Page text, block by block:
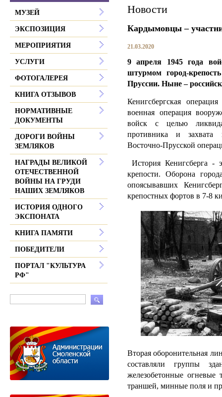
Новости
Кардымовцы –
21.03.2020
9 апреля 1945 года
штурмом город-
Пруссии. Ныне –
Кенигсбергская
военная операция
войск с целью
противника и захвата
Восточно-Прусской
История Кенигсберга -
крепости. Оборона
опоясывавших
крепостных фортов в 7-8
Вторая оборонительная
составляли группы
железобетонные огневые
траншей, минные поля и
МУЗЕЙ
ЭКСПОЗИЦИЯ
МЕРОПРИЯТИЯ
УСЛУГИ
ФОТОГАЛЕРЕЯ
КНИГА ОТЗЫВОВ
НОРМАТИВНЫЕ
ДОКУМЕНТЫ
ДОРОГИ ВОЙНЫ
ЗЕМЛЯКОВ
НАГРАДЫ ВЕЛИКОЙ
ОТЕЧЕСТВЕННОЙ
ВОЙНЫ НА ГРУДИ
НАШИХ ЗЕМЛЯКОВ
ИСТОРИЯ ОДНОГО
ЭКСПОНАТА
КНИГА ПАМЯТИ
ПОБЕДИТЕЛИ
ПОРТАЛ "КУЛЬТУРА
РФ"